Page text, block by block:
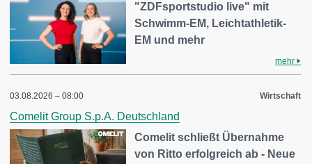
"ZDFsportstudio live" mit
Schwimm-EM, Leichtathletik-
EM und mehr
mehr
03.08.2026 – 08:00 Wirtschaft
Comelit Group S.p.A. Deutschland
Comelit schließt Übernahme
von Ritto erfolgreich ab - Neue